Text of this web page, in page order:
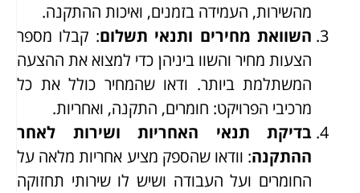
מהשירות, העמידה בזמנים, ואיכות ההתקנה.
השוואת מחירים ותנאי תשלום: קבלו מספר
הצעות מחיר והשוו ביניהן כדי למצוא את ההצעה
המשתלמת ביותר. ודאו שהמחיר כולל את כל
מרכיבי הפרויקט: חומרים, התקנה, ואחריות.
בדיקת תנאי האחריות ושירות לאחר
ההתקנה: וודאו שהספק מציע אחריות מלאה על
החומרים ועל העבודה ושיש לו שירותי תחזוקה